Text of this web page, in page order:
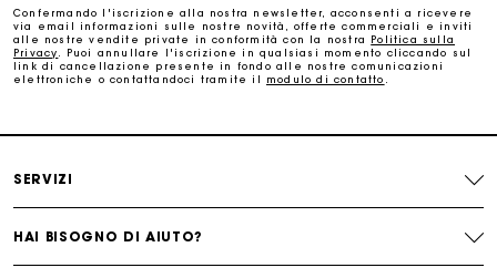
La carta regalo Maje: il modo migliore per fare il regalo
perfetto
Confermando l'iscrizione alla nostra newsletter, acconsenti a ricevere
via email informazioni sulle nostre novità, offerte commerciali e inviti
alle nostre vendite private in conformità con la nostra Politica sulla
Privacy
. Puoi annullare l'iscrizione in qualsiasi momento cliccando sul
link di cancellazione presente in fondo alle nostre comunicazioni
elettroniche o contattandoci tramite il modulo di contatto
SERVIZI
HAI BISOGNO DI AIUTO?